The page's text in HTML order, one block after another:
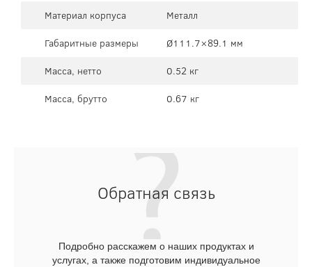
Материал корпуса
Металл
Габаритные размеры
Ø111.7×89.1 мм
Масса, нетто
0.52 кг
Масса, брутто
0.67 кг
Обратная связь
Подробно расскажем о наших продуктах и
услугах, а также подготовим индивидуальное